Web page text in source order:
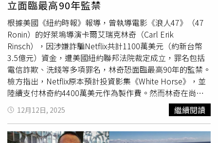
控，這個用於演算法穩定幣的區塊鏈協議和支付平台，是他
在2018年於新加坡創立的。檢方表示，整體損失甚至超過
FTX創辦人班克曼-弗里德（Sam Bankman-Fried）與維卡幣
（Onecoin）共同創辦人格林伍德（Karl Sebastian
Greenwood）詐騙案的總和。恩格梅爾估計，受害者可能
多達100萬人。Terraform Labs曾對外宣稱旗下穩定幣
TerraUSD是可靠的「穩定幣」，本應以穩定資產作為支撐
以避免劇烈價格波動。但檢方指出，TerraUSD的穩定性其
實是1場假象，依賴的是外部資金的注入；一旦脫離與1美元
的掛鉤後，整個系統就會瞬間崩盤，拖垮TerraUSD與其姊
妹幣Luna，引發「席捲整個加密貨幣市場的連鎖危機。」
事發後，檢方指控權渡衡試圖在新加坡重建Terraform
立面臨最高90年監禁
根據美國《紐約時報》報導，曾執導電影《浪人47》（47
Ronin）的好萊塢導演卡爾艾瑞克林奇（Carl Erik
Rinsch），因涉嫌詐騙Netflix共計1100萬美元（約新台幣
3.5億元）資金，遭美國紐約聯邦法院裁定成立，罪名包括
電信詐欺、洗錢等多項罪名，林奇恐面臨最高90年的監禁。
檢方指出，Netflix原本預計投資影集《White Horse》，並
陸續支付林奇約4400萬美元作為製作費。然而林奇在尚未
完成製作的情況下，再度要求追加資金，Netflix基於信任，
又撥款1100萬美元。不過這筆資金最後並未投入影集製
作，反而被導演轉入個人帳戶後用於高額消費與投資。根據
檢方調查，林奇先將資金用於高風險投資，短時間內虧損約
12月12日, 2025 繼續閱讀